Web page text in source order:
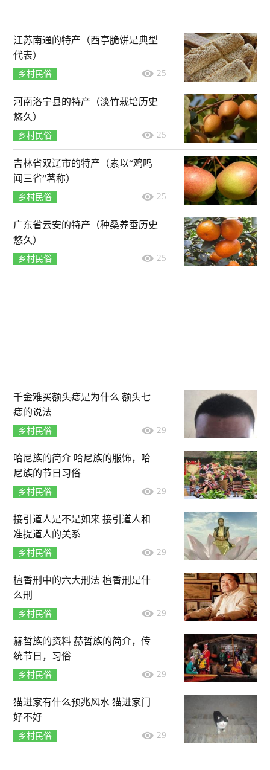
江苏南通的特产（西亭脆饼是典型
代表）
乡村民俗 25
河南洛宁县的特产（淡竹栽培历史
悠久）
乡村民俗 25
吉林省双辽市的特产（素以“鸡鸣
闻三省”著称）
乡村民俗 25
广东省云安的特产（种桑养蚕历史
悠久）
乡村民俗 25
千金难买额头痣是为什么 额头七
痣的说法
乡村民俗 29
哈尼族的简介 哈尼族的服饰，哈
尼族的节日习俗
乡村民俗 29
接引道人是不是如来 接引道人和
准提道人的关系
乡村民俗 29
檀香刑中的六大刑法 檀香刑是什
么刑
乡村民俗 29
赫哲族的资料 赫哲族的简介，传
统节日，习俗
乡村民俗 29
猫进家有什么预兆风水 猫进家门
好不好
乡村民俗 29